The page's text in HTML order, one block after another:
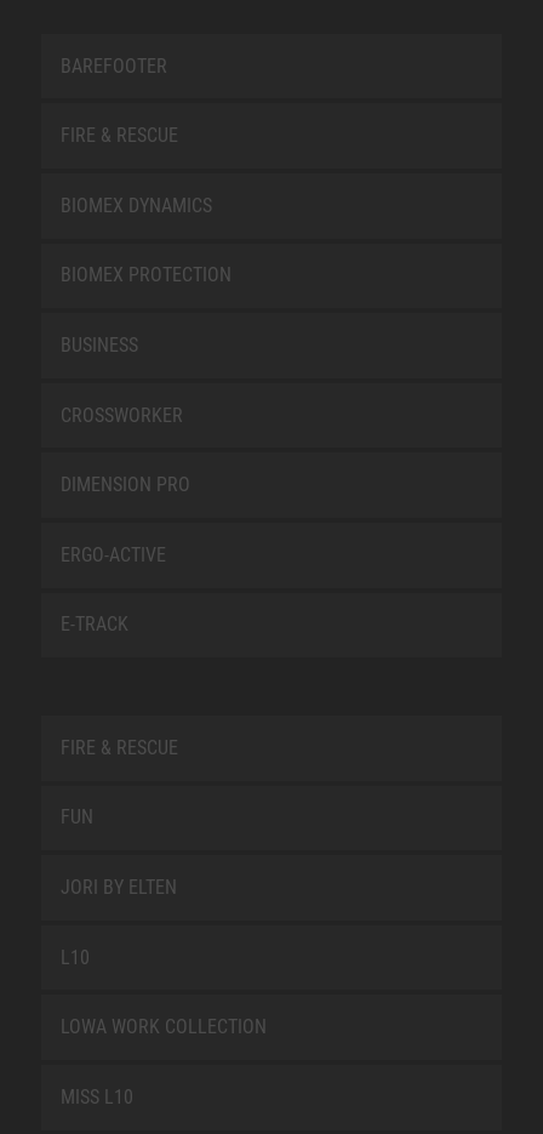
BAREFOOTER
FIRE & RESCUE
BIOMEX DYNAMICS
BIOMEX PROTECTION
BUSINESS
CROSSWORKER
DIMENSION PRO
ERGO-ACTIVE
E-TRACK
FIRE & RESCUE
FUN
JORI BY ELTEN
L10
LOWA WORK COLLECTION
MISS L10